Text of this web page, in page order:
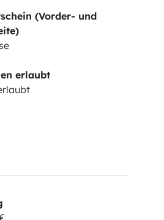
(Vorder- und
erlaubt